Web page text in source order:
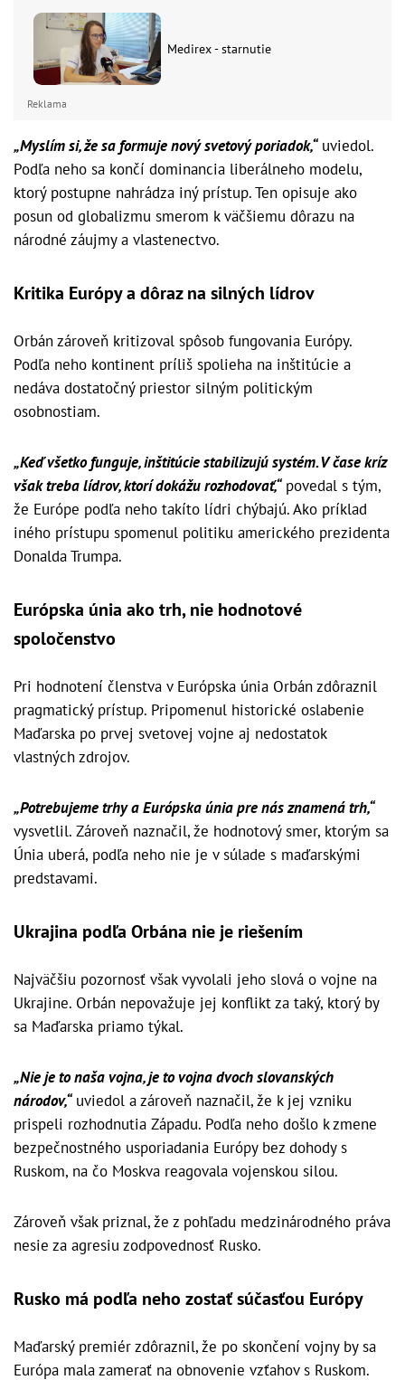
Medirex - starnutie
Reklama
„Myslím si, že sa formuje nový svetový poriadok,“uviedol.
Podľa neho sa končí dominancia liberálneho modelu,
ktorý postupne nahrádza iný prístup. Ten opisuje ako
posun od globalizmu smerom k väčšiemu dôrazu na
národné záujmy a vlastenectvo.
Kritika Európy a dôraz na silných lídrov
Orbán zároveň kritizoval spôsob fungovania Európy.
Podľa neho kontinent príliš spolieha na inštitúcie a
nedáva dostatočný priestor silným politickým
osobnostiam.
„Keď všetko funguje, inštitúcie stabilizujú systém. V čase kríz
však treba lídrov, ktorí dokážu rozhodovať,“povedal s tým,
že Európe podľa neho takíto lídri chýbajú. Ako príklad
iného prístupu spomenul politiku amerického prezidenta
Donalda Trumpa.
Európska únia ako trh, nie hodnotové
spoločenstvo
Pri hodnotení členstva v Európska únia Orbán zdôraznil
pragmatický prístup. Pripomenul historické oslabenie
Maďarska po prvej svetovej vojne aj nedostatok
vlastných zdrojov.
„Potrebujeme trhy a Európska únia pre nás znamená trh,“
vysvetlil. Zároveň naznačil, že hodnotový smer, ktorým sa
Únia uberá, podľa neho nie je v súlade s maďarskými
predstavami.
Ukrajina podľa Orbána nie je riešením
Najväčšiu pozornosť však vyvolali jeho slová o vojne na
Ukrajine. Orbán nepovažuje jej konflikt za taký, ktorý by
sa Maďarska priamo týkal.
„Nie je to naša vojna, je to vojna dvoch slovanských
národov,“uviedol a zároveň naznačil, že k jej vzniku
prispeli rozhodnutia Západu. Podľa neho došlo k zmene
bezpečnostného usporiadania Európy bez dohody s
Ruskom, na čo Moskva reagovala vojenskou silou.
Zároveň však priznal, že z pohľadu medzinárodného práva
nesie za agresiu zodpovednosť Rusko.
Rusko má podľa neho zostať súčasťou Európy
Maďarský premiér zdôraznil, že po skončení vojny by sa
Európa mala zamerať na obnovenie vzťahov s Ruskom.